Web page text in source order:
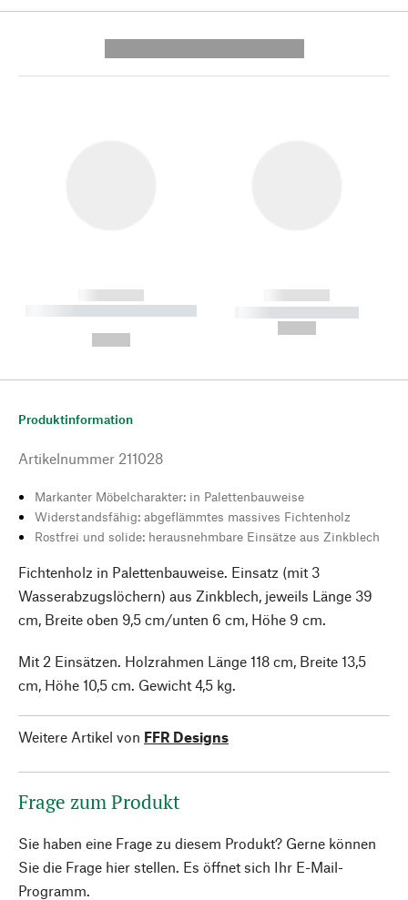
------------
----------- ----------- --------
------------
----------- -----------
Produktinformation
Artikelnummer 211028
Markanter Möbelcharakter: in Palettenbauweise
Widerstandsfähig: abgeflämmtes massives Fichtenholz
Rostfrei und solide: herausnehmbare Einsätze aus Zinkblech
Fichtenholz in Palettenbauweise. Einsatz (mit 3
Wasserabzugslöchern) aus Zinkblech, jeweils Länge 39
cm, Breite oben 9,5 cm/unten 6 cm, Höhe 9 cm.
Mit 2 Einsätzen. Holzrahmen Länge 118 cm, Breite 13,5
cm, Höhe 10,5 cm. Gewicht 4,5 kg.
Weitere Artikel von FFR Designs
Frage zum Produkt
Sie haben eine Frage zu diesem Produkt? Gerne können
Sie die Frage hier stellen. Es öffnet sich Ihr E-Mail-
Programm.